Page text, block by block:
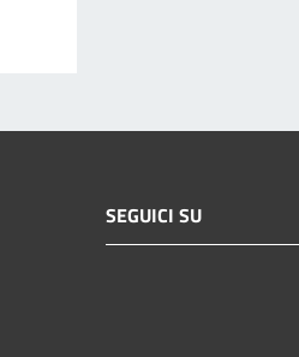
SEGUICI SU